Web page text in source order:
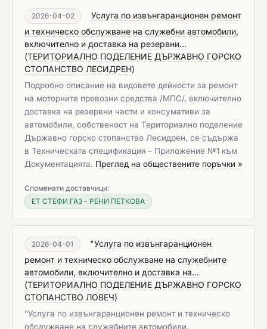
2026-04-02
Услуга по извънгаранционен ремонт
и техническо обслужване на служебни автомобили,
включително и доставка на резервни...
(ТЕРИТОРИАЛНО ПОДЕЛЕНИЕ ДЪРЖАВНО ГОРСКО
СТОПАНСТВО ЛЕСИДРЕН)
Подробно описание на видовете дейности за ремонт
на моторните превозни средства /МПС/, включително
доставка на резервни части и консумативи за
автомобили, собственост на Териториално поделение
Държавно горско стопанство Лесидрен, се съдържа
в Техническата спецификация – Приложение №1 към
Документацията. Преглед на обществените поръчки »
Споменати доставчици:
ЕТ СТЕФИ ГАЗ - РЕНИ ПЕТКОВА
2026-04-01
"Услуга по извънгаранционен
ремонт и техническо обслужване на служебните
автомобили, включително и доставка на...
(ТЕРИТОРИАЛНО ПОДЕЛЕНИЕ ДЪРЖАВНО ГОРСКО
СТОПАНСТВО ЛОВЕЧ)
"Услуга по извънгаранционен ремонт и техническо
обслужване на служебните автомобили,